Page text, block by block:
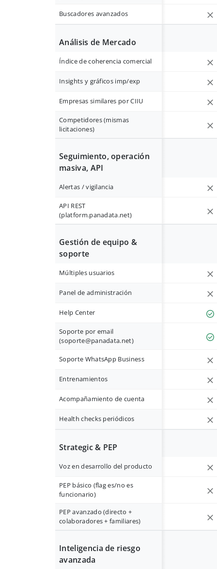
Buscadores avanzados
Análisis de Mercado
Índice de coherencia comercial
Insights y gráficos imp/exp
Empresas similares por CIIU
Competidores (mismas
licitaciones)
Seguimiento, operación
masiva, API
Alertas / vigilancia
API REST
(platform.panadata.net)
Gestión de equipo &
soporte
Múltiples usuarios
Panel de administración
Help Center
Soporte por email
(soporte@panadata.net)
Soporte WhatsApp Business
Entrenamientos
Acompañamiento de cuenta
Health checks periódicos
Strategic & PEP
Voz en desarrollo del producto
PEP básico (flag es/no es
funcionario)
PEP avanzado (directo +
colaboradores + familiares)
Inteligencia de riesgo
avanzada